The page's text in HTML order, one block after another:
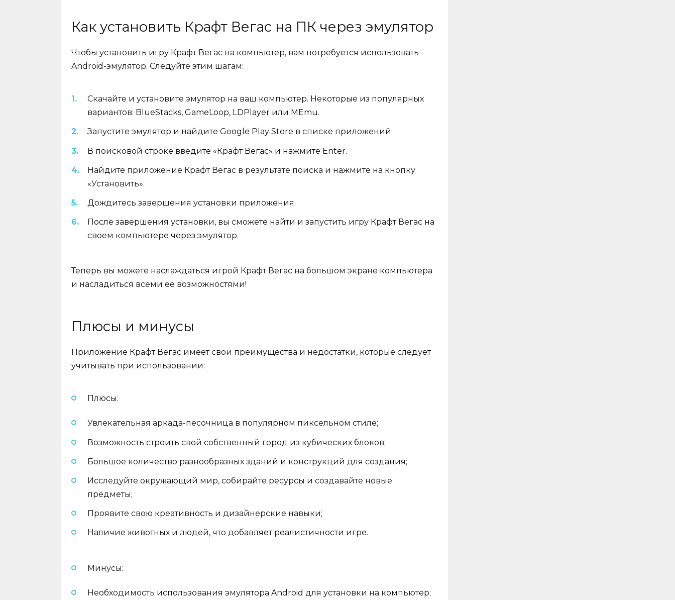
Как установить Крафт Вегас на ПК через эмулятор
Чтобы установить игру Крафт Вегас на компьютер, вам потребуется использовать
Android-эмулятор. Следуйте этим шагам:
Скачайте и установите эмулятор на ваш компьютер. Некоторые из популярных
вариантов: BlueStacks, GameLoop, LDPlayer или MEmu.
Запустите эмулятор и найдите Google Play Store в списке приложений.
В поисковой строке введите «Крафт Вегас» и нажмите Enter.
Найдите приложение Крафт Вегас в результате поиска и нажмите на кнопку
«Установить».
Дождитесь завершения установки приложения.
После завершения установки, вы сможете найти и запустить игру Крафт Вегас на
своем компьютере через эмулятор.
Теперь вы можете наслаждаться игрой Крафт Вегас на большом экране компьютера
и насладиться всеми ее возможностями!
Плюсы и минусы
Приложение Крафт Вегас имеет свои преимущества и недостатки, которые следует
учитывать при использовании:
Плюсы:
Увлекательная аркада-песочница в популярном пиксельном стиле;
Возможность строить свой собственный город из кубических блоков;
Большое количество разнообразных зданий и конструкций для создания;
Исследуйте окружающий мир, собирайте ресурсы и создавайте новые
предметы;
Проявите свою креативность и дизайнерские навыки;
Наличие животных и людей, что добавляет реалистичности игре.
Минусы:
Необходимость использования эмулятора Android для установки на компьютер;